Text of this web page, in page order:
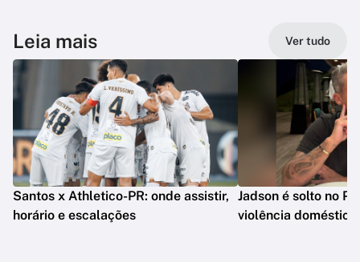
Leia mais Ver tudo
Santos x Athletico-PR: onde assistir,
horário e escalações
Jadson é solto no
violência doméstica